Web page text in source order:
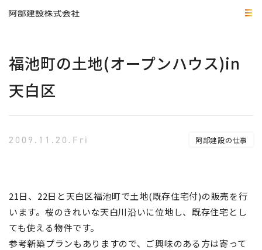
福池町の土地(オープンハウス)in
天白区
2009.11.20.Fri 阿部建設の仕事
21日、22日と天白区福池町で土地(既存住宅付)の販売を行
います。桜のきれいな天白川沿いに位地し、既存住宅とし
ても使える物件です。
参考新築プランもありますので、ご興味のある方は寄って